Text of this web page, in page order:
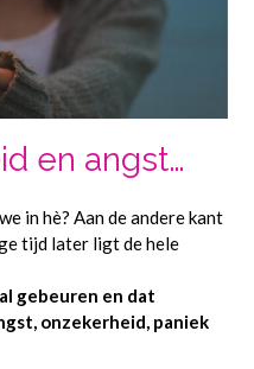
en angst…
in hè? Aan de andere kant
tijd later ligt de hele
gebeuren en dat
onzekerheid, paniek